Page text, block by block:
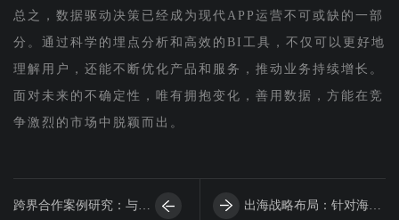
总之，数据驱动决策已经成为现代APP运营不可或缺的一部
分。通过科学的埋点分析和高效的BI工具，不仅可以更好地
理解用户，还能不断优化产品和服务，推动业务持续增长。
面对未来的不确定性，唯有拥抱变化，善用数据，方能在竞
争激烈的市场中脱颖而出。
跨界合作案例研究：与其 出海战略布局：针对海外